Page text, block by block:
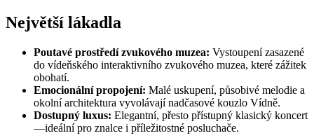
Největší lákadla
Poutavé prostředí zvukového muzea: Vystoupení zasazené
do vídeňského interaktivního zvukového muzea, které zážitek
obohatí.
Emocionální propojení: Malé uskupení, působivé melodie a
okolní architektura vyvolávají nadčasové kouzlo Vídně.
Dostupný luxus: Elegantní, přesto přístupný klasický koncert
—ideální pro znalce i příležitostné posluchače.